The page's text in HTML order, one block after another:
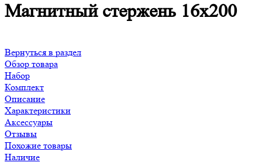
Магнитный стержень 16х200
Вернуться в раздел
Обзор товара
Набор
Комплект
Описание
Характеристики
Аксессуары
Отзывы
Похожие товары
Наличие